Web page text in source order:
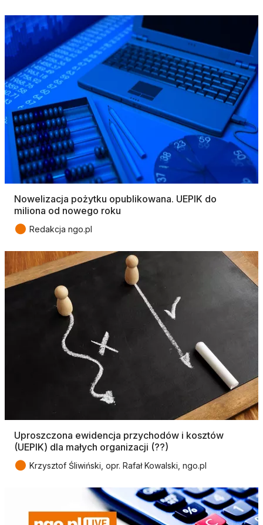
Nowelizacja pożytku opublikowana. UEPIK do
miliona od nowego roku
● Redakcja ngo.pl
Uproszczona ewidencja przychodów i kosztów
(UEPIK) dla małych organizacji (??)
● Krzysztof Śliwiński, opr. Rafał Kowalski, ngo.pl